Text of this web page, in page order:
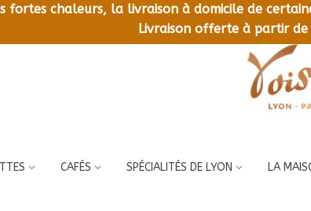
LIVRAISON OFFERTE À
CAFÉS SPÉCIALITÉS DE LYON LA
fortes chaleurs, la livraison à domicile de
Livraison offerte à partir de